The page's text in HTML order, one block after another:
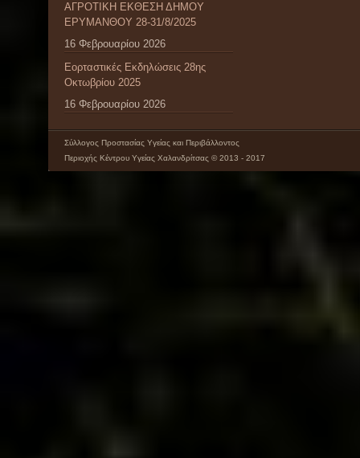
ΑΓΡΟΤΙΚΗ ΕΚΘΕΣΗ ΔΗΜΟΥ
ΕΡΥΜΑΝΘΟΥ 28-31/8/2025
16 Φεβρουαρίου 2026
Εορταστικές Εκδηλώσεις 28ης
Οκτωβρίου 2025
16 Φεβρουαρίου 2026
Σύλλογος Προστασίας Υγείας και Περιβάλλοντος
Περιοχής Κέντρου Υγείας Χαλανδρίτσας © 2013 - 2017